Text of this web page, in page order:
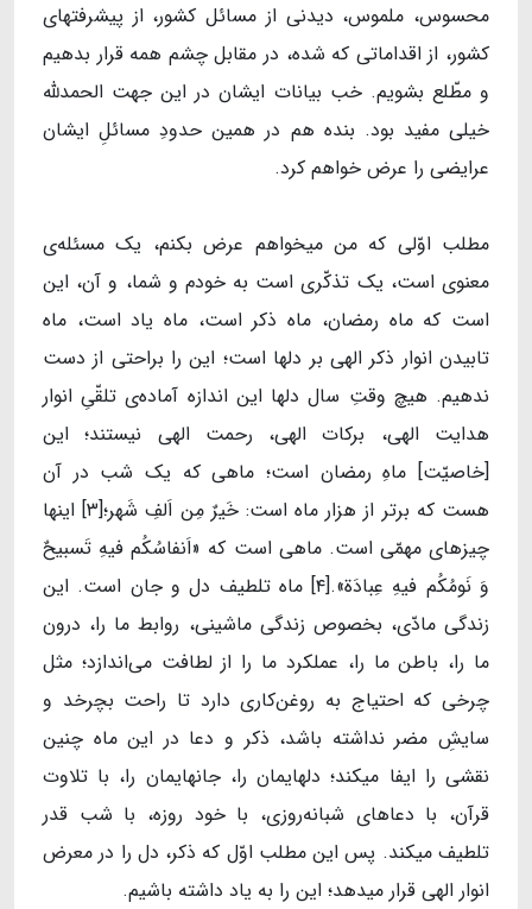
محسوس، ملموس، دیدنی از مسائل کشور، از پیشرفتهای
کشور، از اقداماتی که شده، در مقابل چشم همه قرار بدهیم
و مطّلع بشویم. خب بیانات ایشان در این جهت الحمدلله
خیلی مفید بود. بنده هم در همین حدودِ مسائلِ ایشان
عرایضی را عرض خواهم کرد.
مطلب اوّلی که من میخواهم عرض بکنم، یک مسئله‌ی
معنوی است، یک تذکّری است به خودم و شما، و آن، این
است که ماه رمضان، ماه ذکر است، ماه یاد است، ماه
تابیدن انوار ذکر الهی بر دلها است؛ این را براحتی از دست
ندهیم. هیچ‌ وقتِ سال دلها این اندازه آماده‌ی تلقّیِ انوار
هدایت الهی، برکات الهی، رحمت الهی نیستند؛ این
[خاصیّت] ماهِ رمضان است؛ ماهی که یک شب در آن
هست که برتر از هزار ماه است: خَیرٌ مِن اَلفِ شَهر؛[۳] اینها
چیزهای مهمّی است. ماهی است که «اَنفاسُکُم فیهِ تَسبیحٌ
وَ نَومُکُم فیهِ عِبادَة».[۴] ماه تلطیف دل و جان است. این
زندگی مادّی، بخصوص زندگی ماشینی، روابط ما را، درون
ما را، باطن ما را، عملکرد ما را از لطافت می‌اندازد؛ مثل
چرخی که احتیاج به روغن‌کاری دارد تا راحت بچرخد و
سایشِ مضر نداشته باشد، ذکر و دعا در این ماه چنین
نقشی را ایفا میکند؛ دلهایمان را، جانهایمان را، با تلاوت
قرآن، با دعاهای شبانه‌روزی، با خود روزه، با شب قدر
تلطیف میکند. پس این مطلب اوّل که ذکر، دل را در معرض
انوار الهی قرار میدهد؛ این را به یاد داشته باشیم.